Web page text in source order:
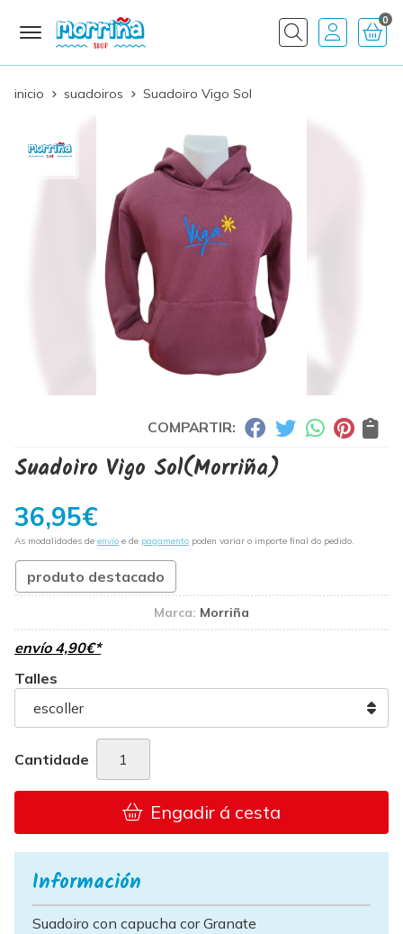
Buscar
0
inicio suadoiros Suadoiro Vigo Sol
COMPARTIR:
Suadoiro Vigo Sol(Morriña)
36,95€
As modalidades de envío e de pagamento poden variar o importe final do pedido.
produto destacado
Marca: Morriña
envío 4,90€*
Talles
Cantidade
Engadir á cesta
Información
Suadoiro con capucha cor Granate